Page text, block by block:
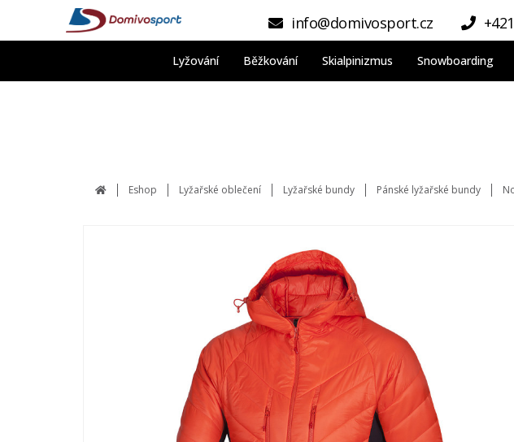
info@domivosport.cz
Lyžování Běžkování Skialpinizmus Snowboarding
Eshop Lyžařské oblečení Lyžařské bundy Pánské lyžařské bundy